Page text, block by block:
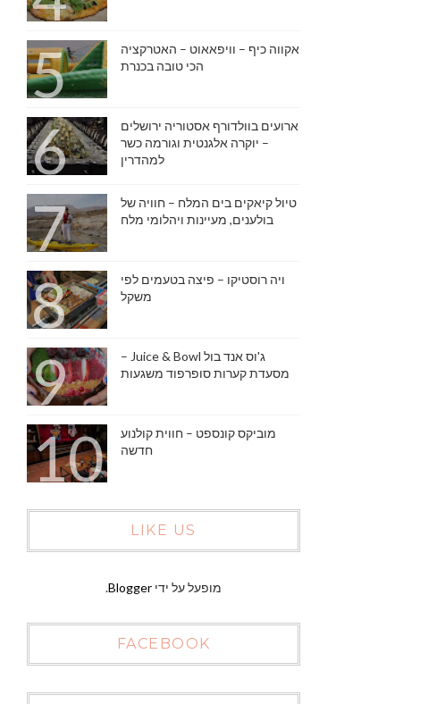
אקווה כיף – וויפאאוט – האטרקציה
הכי טובה בכנרת
ארועים בוולדורף אסטוריה ירושלים
– יוקרה אלגנטית וגורמה כשר
למהדרין
טיול קיאקים בים המלח – חוויה של
בולענים, מעיינות ויהלומי מלח
ויה רוסטיקו – פיצה בטעמים לפי
משקל
ג'וס אנד בול Juice & Bowl –
מסעדת קערות סופרפוד משגעות
מוביקס קונספט – חווית קולנוע
חדשה
LIKE US
מופעל על ידי Blogger
.
FACEBOOK